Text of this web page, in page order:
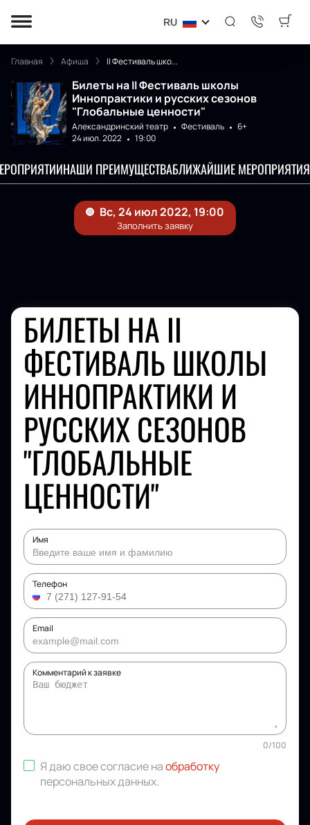
RU
Главная Афиша II Фестиваль шко...
Билеты на II Фестиваль школы
Иннопрактики и русских сезонов
"Глобальные ценности"
Александринский театр Фестиваль
6+
24 июл. 2022
19:00
НАШИ ПРЕИМУЩЕСТВАБЛИЖАЙШИЕ МЕРОПРИЯТИЯ
БИЛЕТЫ НА II
ФЕСТИВАЛЬ ШКОЛЫ
ИННОПРАКТИКИ И
РУССКИХ СЕЗОНОВ
"ГЛОБАЛЬНЫЕ
ЦЕННОСТИ"
Имя
Телефон
Email
Комментарий к заявке
0/100
Я даю свое согласие наобработку
персональных данных.